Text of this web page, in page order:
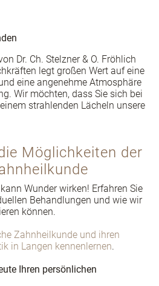
Dr. Ch. Stelzner & O. Fröhlich
legt großen Wert auf eine
eine angenehme Atmosphäre
Wir möchten, dass Sie sich bei
strahlenden Lächeln unsere
Möglichkeiten der
Wunder wirken! Erfahren Sie
Behandlungen und wie wir
können.
Zahnheilkunde und ihren
in Langen kennenlernen.
Ihren persönlichen